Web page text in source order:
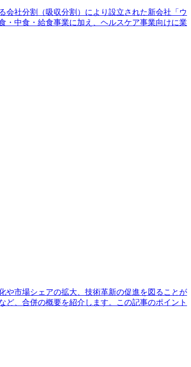
会社分割（吸収分割）により設立された新会社「ウ
・中食・給食事業に加え、ヘルスケア事業向けに業
や市場シェアの拡大、技術革新の促進を図ることが
、合併の概要を紹介します。この記事のポイント